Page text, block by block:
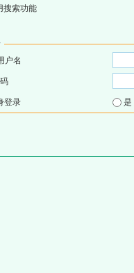
搜索功能
户名
登录